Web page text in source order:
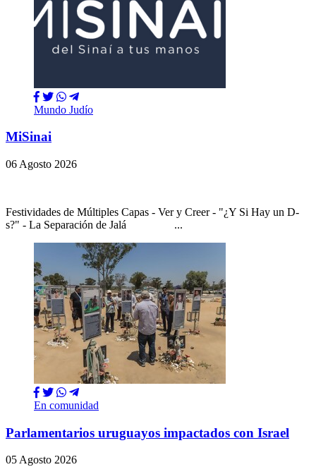
Mundo Judío
MiSinai
06 Agosto 2026
Festividades de Múltiples Capas - Ver y Creer - "¿Y Si Hay un D-
s?" - La Separación de Jalá ...
En comunidad
Parlamentarios uruguayos impactados con Israel
05 Agosto 2026